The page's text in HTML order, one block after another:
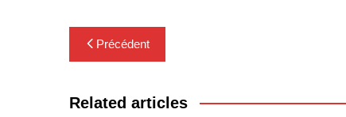
Navigation
de
l’article
Précédent
Related articles